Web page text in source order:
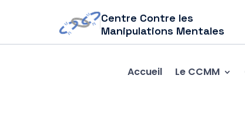
Centre Contre les
Manipulations Mentales
Accueil Le CCMM